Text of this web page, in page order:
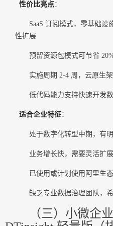
性价比亮点：
SaaS 订阅模式，零基础
性扩展
预留资源包模式可节省
实施周期 2-4 周，云原生
低代码能力支持快速开发
适合企业特征：
处于数字化转型中期，有
业务增长快，需要灵活扩
已使用或计划使用阿里生
缺乏专业数据治理团队，
（三）小微企